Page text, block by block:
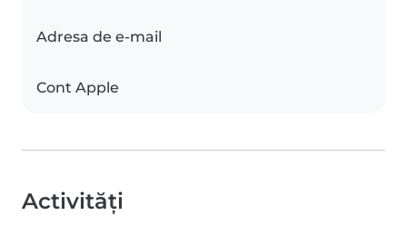
Adresa de e-mail
Cont Apple
Activități